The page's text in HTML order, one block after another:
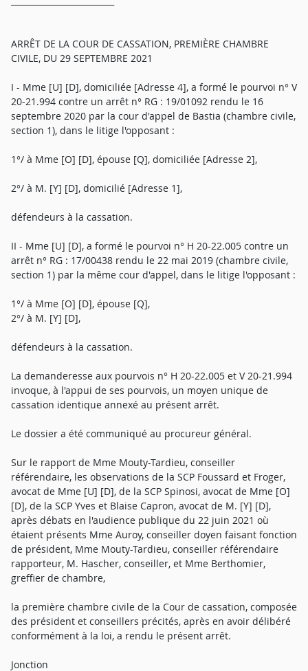
ARRÊT DE LA COUR DE CASSATION, PREMIÈRE CHAMBRE
CIVILE, DU 29 SEPTEMBRE 2021
I - Mme [U] [D], domiciliée [Adresse 4], a formé le pourvoi n° V
20-21.994 contre un arrêt n° RG : 19/01092 rendu le 16
septembre 2020 par la cour d'appel de Bastia (chambre civile,
section 1), dans le litige l'opposant :
1°/ à Mme [O] [D], épouse [Q], domiciliée [Adresse 2],
2°/ à M. [Y] [D], domicilié [Adresse 1],
défendeurs à la cassation.
II - Mme [U] [D], a formé le pourvoi n° H 20-22.005 contre un
arrêt n° RG : 17/00438 rendu le 22 mai 2019 (chambre civile,
section 1) par la même cour d'appel, dans le litige l'opposant :
1°/ à Mme [O] [D], épouse [Q],
2°/ à M. [Y] [D],
défendeurs à la cassation.
La demanderesse aux pourvois n° H 20-22.005 et V 20-21.994
invoque, à l'appui de ses pourvois, un moyen unique de
cassation identique annexé au présent arrêt.
Le dossier a été communiqué au procureur général.
Sur le rapport de Mme Mouty-Tardieu, conseiller
référendaire, les observations de la SCP Foussard et Froger,
avocat de Mme [U] [D], de la SCP Spinosi, avocat de Mme [O]
[D], de la SCP Yves et Blaise Capron, avocat de M. [Y] [D],
après débats en l'audience publique du 22 juin 2021 où
étaient présents Mme Auroy, conseiller doyen faisant fonction
de président, Mme Mouty-Tardieu, conseiller référendaire
rapporteur, M. Hascher, conseiller, et Mme Berthomier,
greffier de chambre,
la première chambre civile de la Cour de cassation, composée
des président et conseillers précités, après en avoir délibéré
conformément à la loi, a rendu le présent arrêt.
Jonction